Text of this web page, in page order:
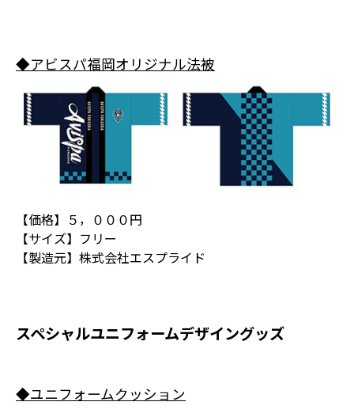
◆アビスパ福岡オリジナル法被
【価格】５，０００円
【サイズ】フリー
【製造元】株式会社エスプライド
スペシャルユニフォームデザイングッズ
◆ユニフォームクッション